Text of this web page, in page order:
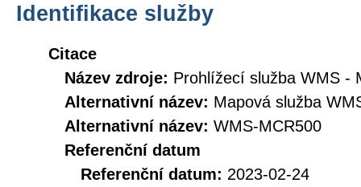
Identifikace služby
Citace
Název zdroje: Prohlížecí služba WMS -
Alternativní název: Mapová služba
Alternativní název: WMS-MCR500
Referenční datum
Referenční datum: 2023-02-24